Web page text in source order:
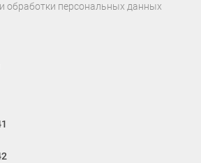
обработки персональных данных